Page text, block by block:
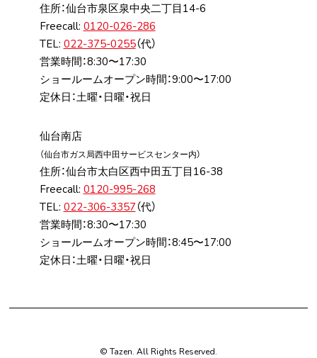
住所：仙台市泉区泉中央⼆丁⽬14-6
Freecall: 0120-026-286
TEL: 022-375-0255（代）
営業時間：8:30〜17:30
ショールームオープン時間：9:00〜17:00
定休日：土曜・日曜・祝日
仙台南店
（仙台市ガス局⻄中⽥サービスセンター内）
住所：仙台市太⽩区⻄中⽥五丁⽬16-38
Freecall: 0120-995-268
TEL: 022-306-3357 （代）
営業時間：8:30〜17:30
ショールームオープン時間：8:45〜17:00
定休日：土曜・日曜・祝日
© Tazen. All Rights Reserved.